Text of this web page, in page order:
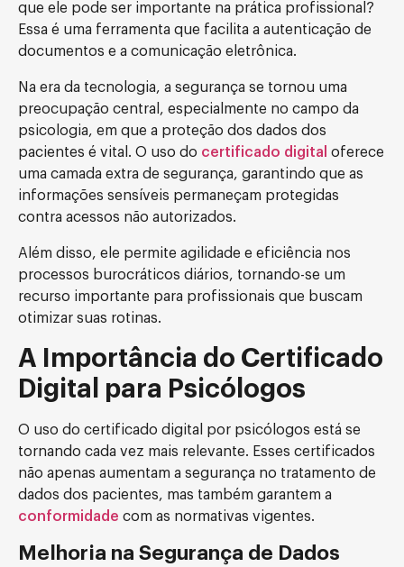
que ele pode ser importante na prática profissional?
Essa é uma ferramenta que facilita a autenticação de
documentos e a comunicação eletrônica.
Na era da tecnologia, a segurança se tornou uma
preocupação central, especialmente no campo da
psicologia, em que a proteção dos dados dos
pacientes é vital. O uso do certificado digital oferece
uma camada extra de segurança, garantindo que as
informações sensíveis permaneçam protegidas
contra acessos não autorizados.
Além disso, ele permite agilidade e eficiência nos
processos burocráticos diários, tornando-se um
recurso importante para profissionais que buscam
otimizar suas rotinas.
A Importância do Certificado
Digital para Psicólogos
O uso do certificado digital por psicólogos está se
tornando cada vez mais relevante. Esses certificados
não apenas aumentam a segurança no tratamento de
dados dos pacientes, mas também garantem a
conformidade com as normativas vigentes.
Melhoria na Segurança de Dados